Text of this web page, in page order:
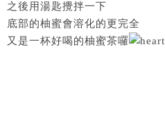
之後用湯匙攪拌一下
底部的柚蜜會溶化的更完全
又是一杯好喝的柚蜜茶囉